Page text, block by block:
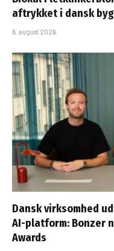
aftrykket i dansk
6. august 2026
Dansk virksomhed
AI-platform: Bonzer
Awards